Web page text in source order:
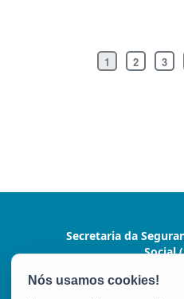
1 2 3
Secretaria da
Social
Av. Marechal